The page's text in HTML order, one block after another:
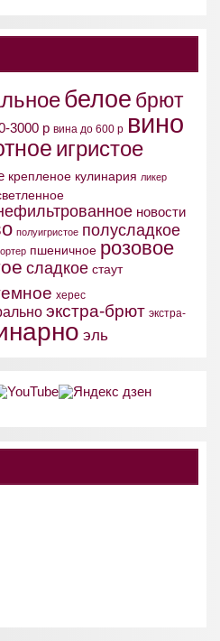
белое брют
3000 р вина до 600 р вино
игристое
крепленое кулинария ликер
новости
полуигристое полусладкое
пшеничное розовое
сладкое стаут
херес
экстра-брют экстра-
эль